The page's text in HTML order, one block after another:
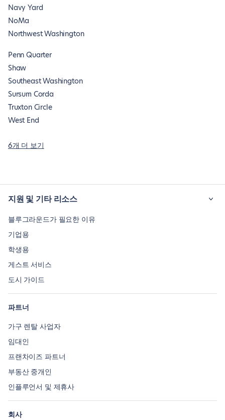
Navy Yard
NoMa
Northwest Washington
Penn Quarter
Shaw
Southeast Washington
Sursum Corda
Truxton Circle
West End
6개 더 보기
지원 및 기타 리소스
블루그라운드가 필요한 이유
기업용
학생용
게스트 서비스
도시 가이드
파트너
가구 렌탈 사업자
임대인
프랜차이즈 파트너
부동산 중개인
인플루언서 및 제휴사
회사